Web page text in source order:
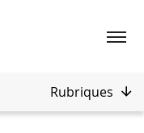
Menu
Rubriques